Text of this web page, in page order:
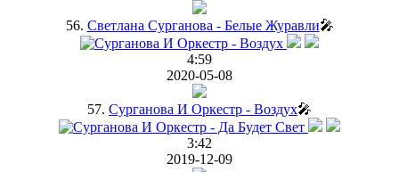
56. Светлана Сурганова - Белые Журавли🎤
4:59
2020-05-08
57. Сурганова И Оркестр - Воздух🎤
3:42
2019-12-09